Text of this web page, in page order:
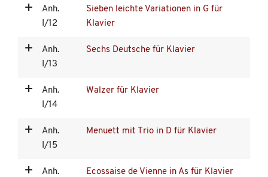
Anh.
I/12
Sieben leichte Variationen in G für
Klavier
Anh.
I/13
Sechs Deutsche für Klavier
Anh.
I/14
Walzer für Klavier
Anh.
I/15
Menuett mit Trio in D für Klavier
Anh.
Ecossaise de Vienne in As für Klavier